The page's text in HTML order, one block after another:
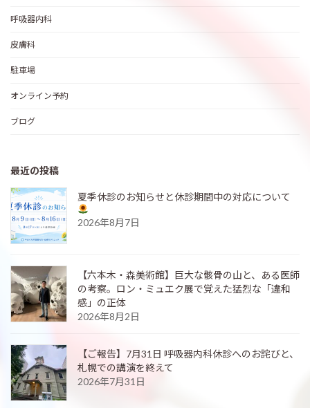
呼吸器内科
皮膚科
駐車場
オンライン予約
ブログ
最近の投稿
夏季休診のお知らせと休診期間中の対応について
2026年8月7日
【六本木・森美術館】巨大な骸骨の山と、ある医師
の考察。ロン・ミュエク展で覚えた猛烈な「違和
感」の正体
2026年8月2日
【ご報告】7月31日 呼吸器内科休診へのお詫びと、
札幌での講演を終えて
2026年7月31日